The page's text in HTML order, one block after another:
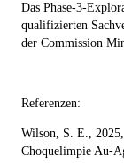
Das Phase-3-
qualifizierten
der Commission
Referenzen:
Wilson, S. E.,
Choquelimpie Au-